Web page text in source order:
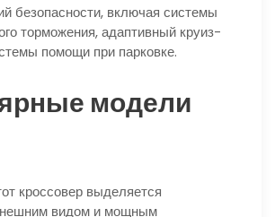
безопасности, включая системы
торможения, адаптивный круиз-
помощи при парковке.
модели
кроссовер выделяется
видом и мощным